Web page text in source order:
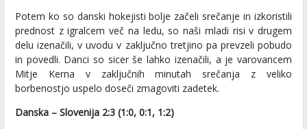
Potem ko so danski hokejisti bolje začeli srečanje in izkoristili
prednost z igralcem več na ledu, so naši mladi risi v drugem
delu izenačili, v uvodu v zaključno tretjino pa prevzeli pobudo
in povedli. Danci so sicer še lahko izenačili, a je varovancem
Mitje Kerna v zaključnih minutah srečanja z veliko
borbenostjo uspelo doseči zmagoviti zadetek.
​​​​​Danska – Slovenija 2:3 (1:0, 0:1, 1:2)